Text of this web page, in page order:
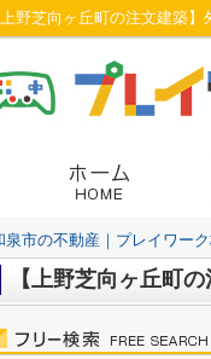
上野芝向ヶ丘町の注文建築
泉市の不動産｜プレイワー
【上野芝向ヶ丘町